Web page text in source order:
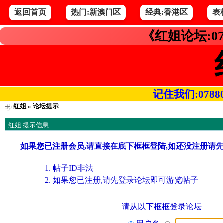
返回首页 热门:新澳门区 经典:香港区 表
《红姐论坛
记住我们
红姐» 论坛提示
红姐 提示信息
如果您已注册会员,请直接在底下框框登陆,如还没注册请
帖子ID非法
如果您已注册,请先登录论坛即可游览帖子
请从以下框框登录论坛